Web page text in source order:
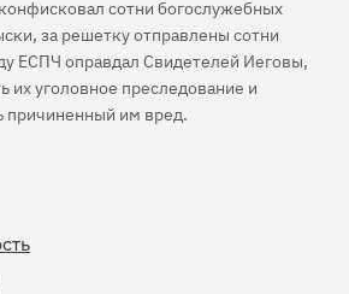
сотни богослужебных
за решетку отправлены сотни
ЕСПЧ оправдал Свидетелей Иеговы,
их уголовное преследование и
причиненный им вред.